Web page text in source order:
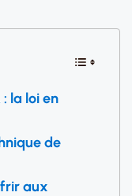
la loi en
de
aux